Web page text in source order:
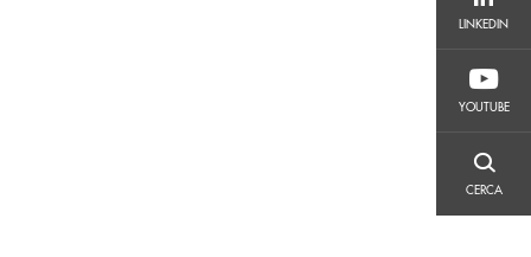
LINKEDIN
YOUTUBE
CERCA